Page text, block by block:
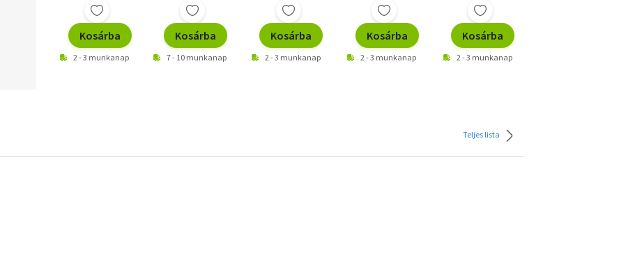
Kosárba
2 - 3 munkanap
Kosárba
7 - 10 munkanap
Kosárba
2 - 3 munkanap
Kosárba
2 - 3 munkanap
Kosárba
2 - 3 munkanap
Teljes lista